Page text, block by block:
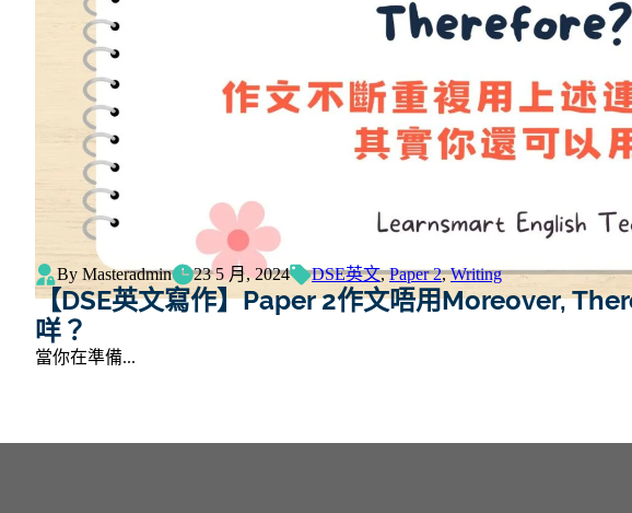
By Masteradmin 23 5 月, 2024 DSE英文,Paper 2,Writing
【DSE英文寫作】Paper 2作文唔用Moreover,
咩？
當你在準備...